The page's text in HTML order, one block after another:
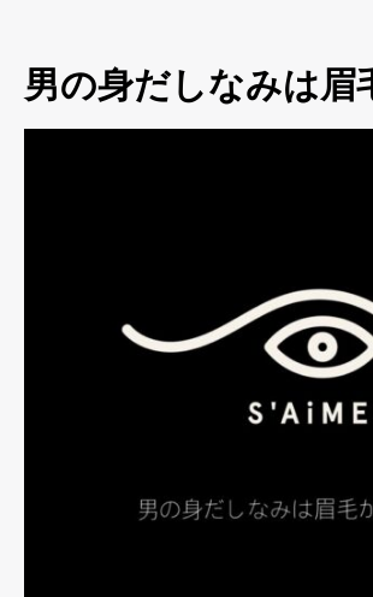
男の身だしなみは眉